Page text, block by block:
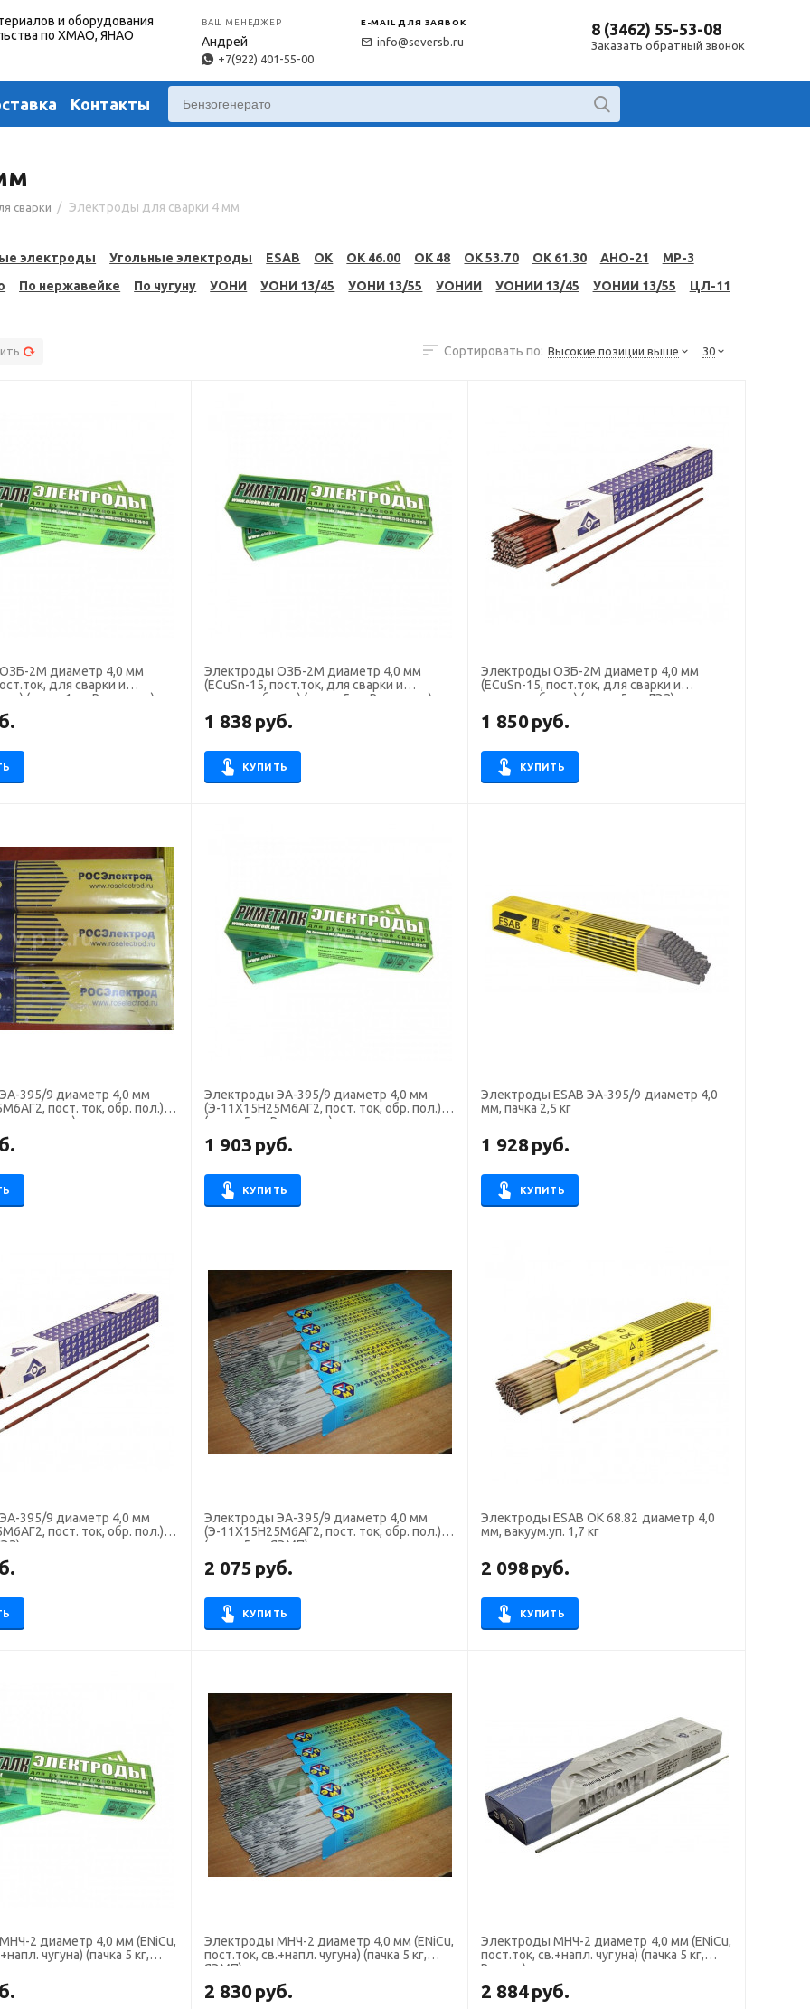
и оборудования
по ХМАО, ЯНАО
ВАШ МЕНЕДЖЕР
Андрей
+7(922) 401-55-00
E-MAIL ДЛЯ ЗАЯВОК
info@seversb.ru
8 (3462) 55-53-08
Заказать обратный звонок
Контакты
сварки / Электроды для сварки 4 мм
электроды Угольные электроды ESAB OK OK 46.00 OK 48 OK 53.70 OK 61.30 АНО-21
МР-3
По нержавейке По чугуну УОНИ УОНИ 13/45 УОНИ 13/55 УОНИИ УОНИИ 13/45 УОНИИ 13/55
ЦЛ-11
Сортировать по: Высокие позиции выше 30
2М диаметр 4,0 мм
для сварки и
(пачка 1 кг, Риметалк)
Электроды ОЗБ-2М диаметр 4,0 мм
(ECuSn-15, пост.ток, для сварки и
наплавка бронз) (пачка 5 кг, Риметалк)
1 838руб.
КУПИТЬ
Электроды ОЗБ-2М диаметр 4,0 мм
(ECuSn-15, пост.ток, для сварки и
наплавка бронз) (пачка 5 кг, ЛЭЗ)
1 850руб.
КУПИТЬ
395/9 диаметр 4,0 мм
пост. ток, обр. пол.)
Электроды ЭА-395/9 диаметр 4,0 мм
(Э-11Х15Н25М6АГ2, пост. ток, обр. пол.)
(пачка 5 кг, Риметалк)
1 903 руб.
КУПИТЬ
Электроды ESAB ЭА-395/9 диаметр 4,0
мм, пачка 2,5 кг
1 928руб.
КУПИТЬ
395/9 диаметр 4,0 мм
пост. ток, обр. пол.)
Электроды ЭА-395/9 диаметр 4,0 мм
(Э-11Х15Н25М6АГ2, пост. ток, обр. пол.)
(пачка 5 кг, ЯЭМП)
2 075 руб.
КУПИТЬ
Электроды ESAB OK 68.82 диаметр 4,0
мм, вакуум.уп. 1,7 кг
2 098руб.
КУПИТЬ
4,0 мм (ENiCu,
чугуна) (пачка 5 кг,
Электроды МНЧ-2 диаметр 4,0 мм (ENiCu,
пост.ток, св.+напл. чугуна) (пачка 5 кг,
ЯЭМП)
2 830руб.
Электроды МНЧ-2 диаметр 4,0 мм (ENiCu,
пост.ток, св.+напл. чугуна) (пачка 5 кг,
Ротекс)
2 884руб.